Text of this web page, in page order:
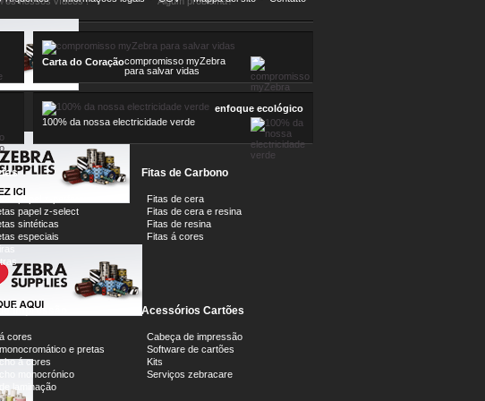
Carta do Coraçãocompromisso myZebra
para salvar vidas
enfoque ecológico
100% da nossa electricidade verde
papel z-perform
papel z-select
sintéticas
especiais
Fitas de Carbono
Fitas de cera
Fitas de cera e resina
Fitas de resina
Fitas á cores
Impressão
cores
e pretas
á cores
monocrónico
laminação
Acessórios Cartões
Cabeça de impressão
Software de cartões
Kits
Serviços zebracare